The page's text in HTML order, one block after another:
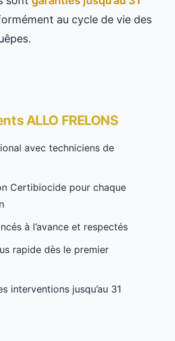
au cycle de vie des
ALLO FRELONS
avec techniciens de
Certibiocide pour chaque
à l’avance et respectés
rapide dès le premier
interventions jusqu’au 31